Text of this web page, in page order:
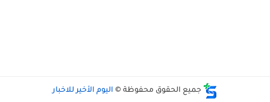
جميع الحقوق محفوظة © اليوم الأخير للاخبار